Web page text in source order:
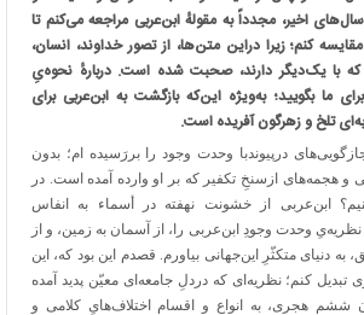
اخیر، مجدداً به مقولهٔ ابن‌عربی مراجعه می‌کنم تا
کنم؛ زیرا دراین متن‌ها، از تصور خداوند، انسان،
که با یک‌دیگر دارند، صحبت شده است.دربارهٔ نحوه‌یِ
ما بگویید؛ به‌ویژه این‌که بازگشت به ابن‌عربی برای
تلخ و زهرگون آفریده است.
درپیوندبا وحدت وجود را بررَسیده ام؛ بدون
و هجمه‌های ازسنخِ تکفیر که بر او وارده آمده است. در
ابن‌عربی از خشونت نهفته در أسماء به انفاس
وحدت وجودِ ابن‌عربی را، از آسمان به زمین، و از
دنیای متکثّرِ این‌جهانی بیاورم. قصدم این بود که، این
تبدیل کنم؛ نظریه‌ای که دردلِ جامعه‌ای معیّن پدید آمده
هجری، به انواع و اقسامِ اختلاف‌هایِ کلامی و